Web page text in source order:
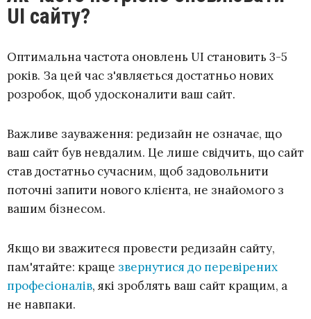
UI сайту?
Оптимальна частота оновлень UI становить 3-5
років. За цей час з'являється достатньо нових
розробок, щоб удосконалити ваш сайт.
Важливе зауваження: редизайн не означає, що
ваш сайт був невдалим. Це лише свідчить, що сайт
став достатньо сучасним, щоб задовольнити
поточні запити нового клієнта, не знайомого з
вашим бізнесом.
Якщо ви зважитеся провести редизайн сайту,
пам'ятайте: краще звернутися до перевірених
професіоналів, які зроблять ваш сайт кращим, а
не навпаки.